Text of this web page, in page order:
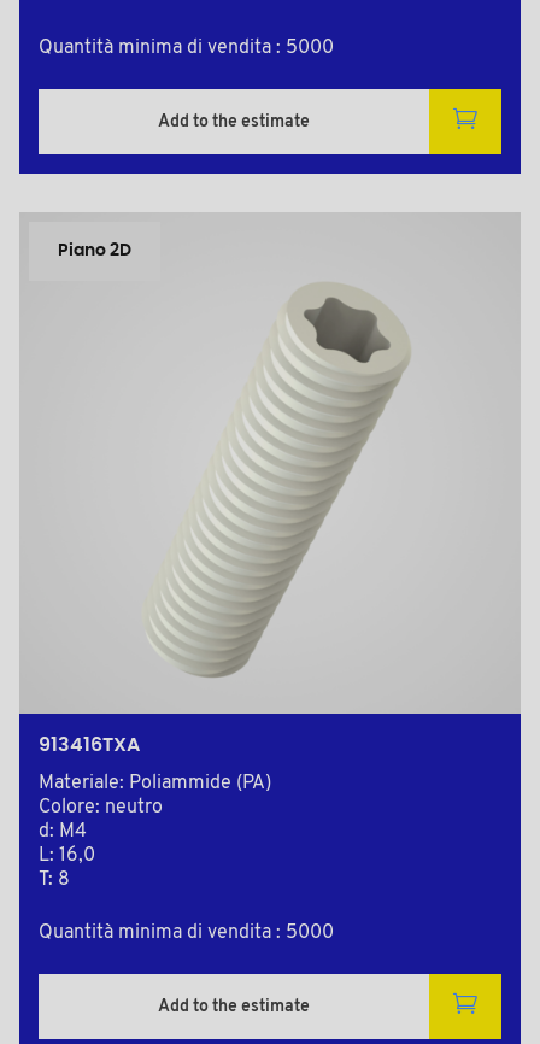
Quantità minima di vendita : 5000
Add to the estimate
Piano 2D
913416TXA
Materiale: Poliammide (PA)
Colore: neutro
d: M4
L: 16,0
T: 8
Quantità minima di vendita : 5000
Add to the estimate